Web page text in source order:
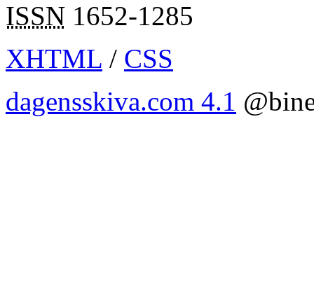
ISSN 1652-1285
XHTML / CSS
dagensskiva.com 4.1